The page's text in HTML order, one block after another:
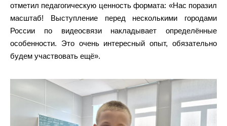
отметил педагогическую ценность формата: «Нас поразил
масштаб! Выступление перед несколькими городами
России по видеосвязи накладывает определённые
особенности. Это очень интересный опыт, обязательно
будем участвовать ещё».